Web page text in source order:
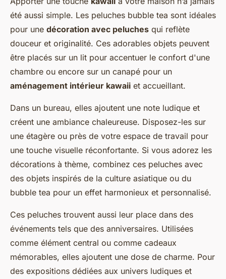
été aussi simple. Les peluches bubble tea sont idéales
pour une décoration avec peluches qui reflète
douceur et originalité. Ces adorables objets peuvent
être placés sur un lit pour accentuer le confort d'une
chambre ou encore sur un canapé pour un
aménagement intérieur kawaii et accueillant.
Dans un bureau, elles ajoutent une note ludique et
créent une ambiance chaleureuse. Disposez-les sur
une étagère ou près de votre espace de travail pour
une touche visuelle réconfortante. Si vous adorez les
décorations à thème, combinez ces peluches avec
des objets inspirés de la culture asiatique ou du
bubble tea pour un effet harmonieux et personnalisé.
Ces peluches trouvent aussi leur place dans des
événements tels que des anniversaires. Utilisées
comme élément central ou comme cadeaux
mémorables, elles ajoutent une dose de charme. Pour
des expositions dédiées aux univers ludiques et